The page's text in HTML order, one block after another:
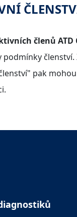
členů ATD
podmínky
pak mohou